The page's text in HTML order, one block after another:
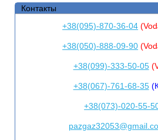
Контакты
+38(095)-870-36-04
+38(050)-888-09-90
+38(099)-333-50-05
+38(067)-761-68-35
+38(073)-020-55-